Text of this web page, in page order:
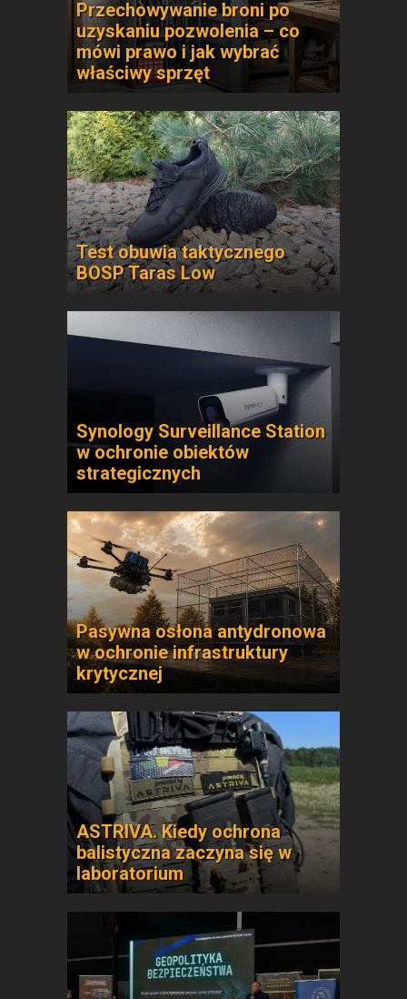
Przechowywanie broni po
uzyskaniu pozwolenia – co
mówi prawo i jak wybrać
właściwy sprzęt
Test obuwia taktycznego
BOSP Taras Low
Synology Surveillance Station
w ochronie obiektów
strategicznych
Pasywna osłona antydronowa
w ochronie infrastruktury
krytycznej
ASTRIVA. Kiedy ochrona
balistyczna zaczyna się w
laboratorium